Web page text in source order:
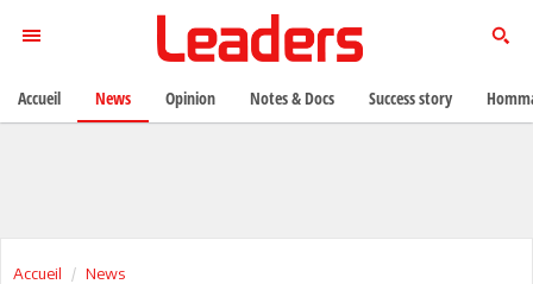
Accueil News
Accueil News Opinion Notes & Docs Success story